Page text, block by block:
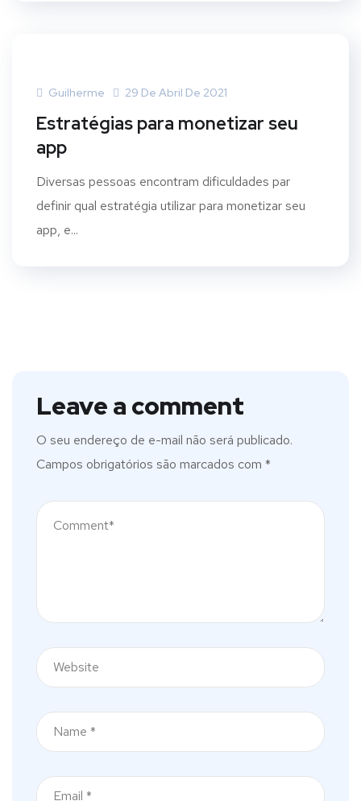
Guilherme 29 De Abril De 2021
Estratégias para monetizar seu
app
Diversas pessoas encontram dificuldades par
definir qual estratégia utilizar para monetizar seu
app, e...
Leave a comment
O seu endereço de e-mail não será publicado.
Campos obrigatórios são marcados com *